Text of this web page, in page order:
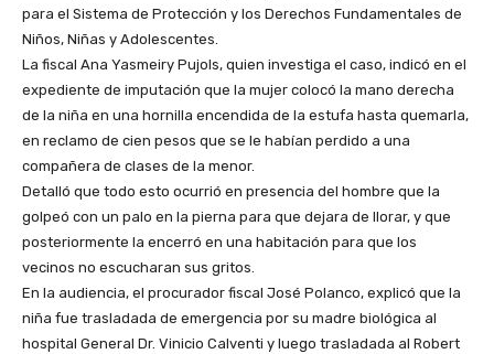
para el Sistema de Protección y los Derechos Fundamentales de
Niños, Niñas y Adolescentes.
La fiscal Ana Yasmeiry Pujols, quien investiga el caso, indicó en el
expediente de imputación que la mujer colocó la mano derecha
de la niña en una hornilla encendida de la estufa hasta quemarla,
en reclamo de cien pesos que se le habían perdido a una
compañera de clases de la menor.
Detalló que todo esto ocurrió en presencia del hombre que la
golpeó con un palo en la pierna para que dejara de llorar, y que
posteriormente la encerró en una habitación para que los
vecinos no escucharan sus gritos.
En la audiencia, el procurador fiscal José Polanco, explicó que la
niña fue trasladada de emergencia por su madre biológica al
hospital General Dr. Vinicio Calventi y luego trasladada al Robert